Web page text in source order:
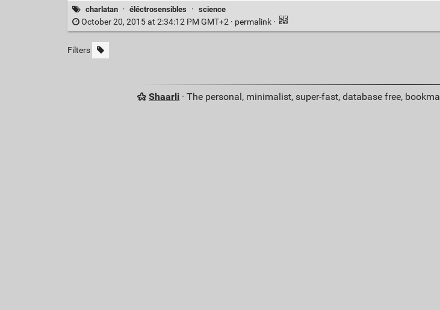
charlatan · éléctrosensibles · science
October 20, 2015 at 2:34:12 PM GMT+2 · permalink ·
Filters
Shaarli · The personal, minimalist, super-fast, database free,